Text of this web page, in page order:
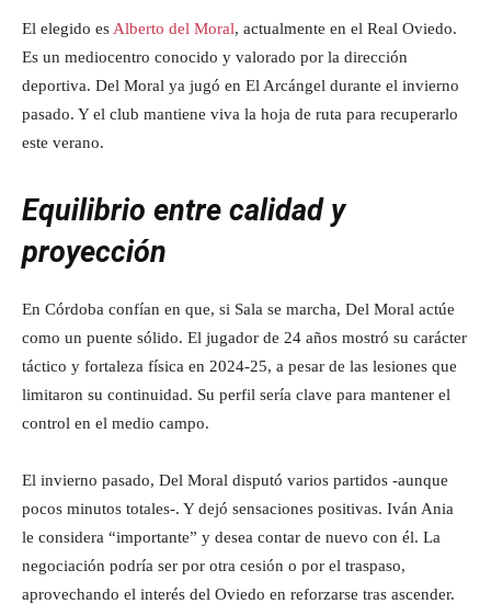
El elegido es Alberto del Moral, actualmente en el Real Oviedo.
Es un mediocentro conocido y valorado por la dirección
deportiva. Del Moral ya jugó en El Arcángel durante el invierno
pasado. Y el club mantiene viva la hoja de ruta para recuperarlo
este verano.
Equilibrio entre calidad y
proyección
En Córdoba confían en que, si Sala se marcha, Del Moral actúe
como un puente sólido. El jugador de 24 años mostró su carácter
táctico y fortaleza física en 2024‑25, a pesar de las lesiones que
limitaron su continuidad. Su perfil sería clave para mantener el
control en el medio campo.
El invierno pasado, Del Moral disputó varios partidos -aunque
pocos minutos totales-. Y dejó sensaciones positivas. Iván Ania
le considera “importante” y desea contar de nuevo con él. La
negociación podría ser por otra cesión o por el traspaso,
aprovechando el interés del Oviedo en reforzarse tras ascender.